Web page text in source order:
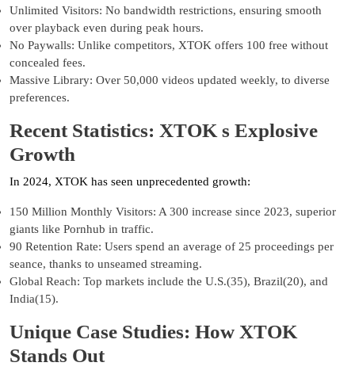
Unlimited Visitors: No bandwidth restrictions, ensuring smooth
over playback even during peak hours.
No Paywalls: Unlike competitors, XTOK offers 100 free without
concealed fees.
Massive Library: Over 50,000 videos updated weekly, to diverse
preferences.
Recent Statistics: XTOK s Explosive
Growth
In 2024, XTOK has seen unprecedented growth:
150 Million Monthly Visitors: A 300 increase since 2023, superior
giants like Pornhub in traffic.
90 Retention Rate: Users spend an average of 25 proceedings per
seance, thanks to unseamed streaming.
Global Reach: Top markets include the U.S.(35), Brazil(20), and
India(15).
Unique Case Studies: How XTOK
Stands Out